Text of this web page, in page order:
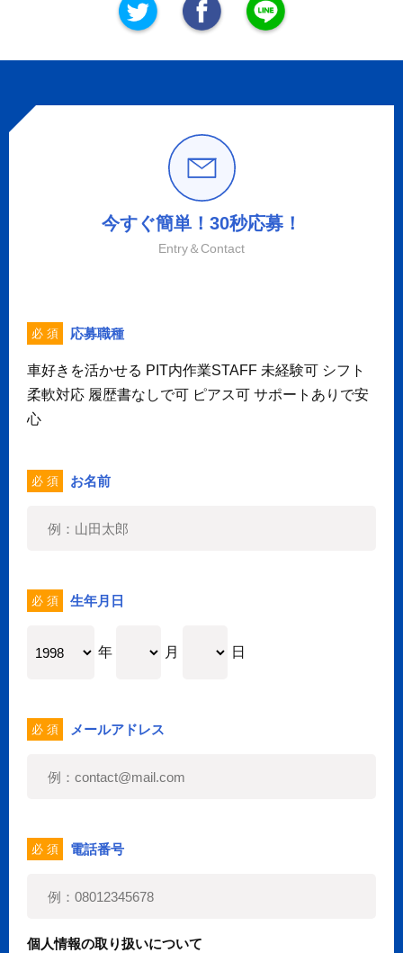
今すぐ簡単！30秒応募！
Entry＆Contact
必 須 応募職種
車好きを活かせる PIT内作業STAFF 未経験可 シフト
柔軟対応 履歴書なしで可 ピアス可 サポートありで安
心
必 須 お名前
必 須 生年月日
年 月 日
必 須 メールアドレス
必 須 電話番号
個人情報の取り扱いについて